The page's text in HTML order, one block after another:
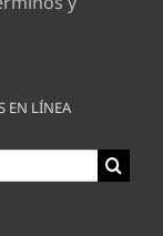
EN LÍNEA